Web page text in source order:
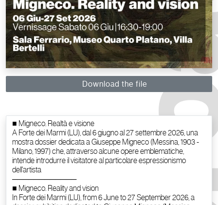
Download the file